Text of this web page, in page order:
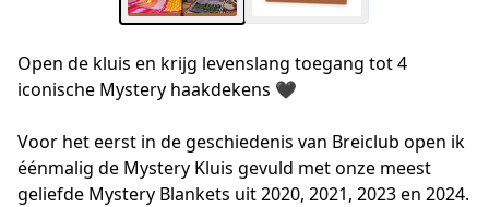
Open de kluis en krijg levenslang toegang tot 4
iconische Mystery haakdekens 🖤
Voor het eerst in de geschiedenis van Breiclub open ik
éénmalig de Mystery Kluis gevuld met onze meest
geliefde Mystery Blankets uit 2020, 2021, 2023 en 2024.